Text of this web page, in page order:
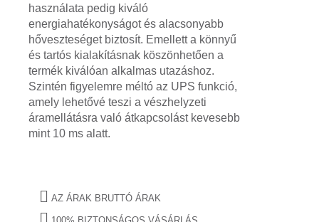
használata pedig kiváló
energiahatékonyságot és alacsonyabb
hőveszteséget biztosít. Emellett a könnyű
és tartós kialakításnak köszönhetően a
termék kiválóan alkalmas utazáshoz.
Szintén figyelemre méltó az UPS funkció,
amely lehetővé teszi a vészhelyzeti
áramellátásra való átkapcsolást kevesebb
mint 10 ms alatt.
AZ ÁRAK BRUTTÓ ÁRAK